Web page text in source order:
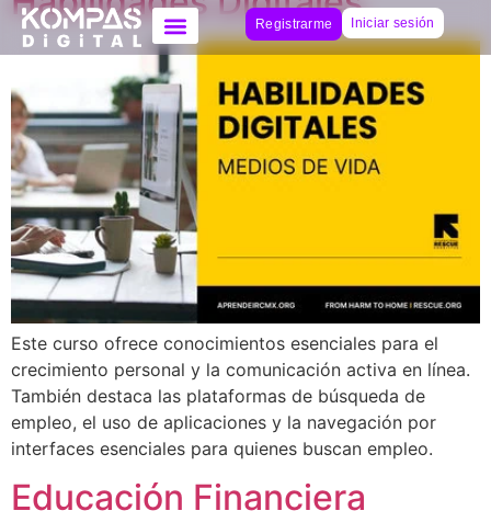
Registrarme Iniciar sesión
Este curso ofrece conocimientos esenciales para el
crecimiento personal y la comunicación activa en línea.
También destaca las plataformas de búsqueda de
empleo, el uso de aplicaciones y la navegación por
interfaces esenciales para quienes buscan empleo.
Educación Financiera